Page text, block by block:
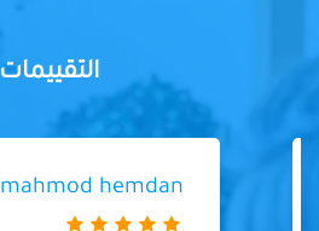
التقييمات
mahmod hemdan